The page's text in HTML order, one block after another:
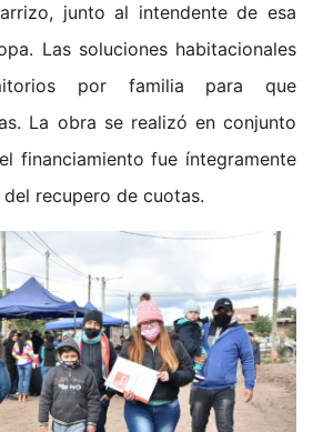
junto al intendente de esa
Las soluciones habitacionales
por familia para que
La obra se realizó en conjunto
financiamiento fue íntegramente
recupero de cuotas.